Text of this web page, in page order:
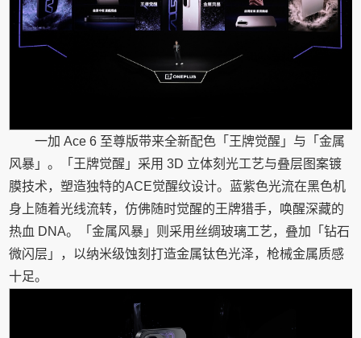
一加 Ace 6 至尊版带来全新配色「王牌觉醒」与「金属
风暴」。「王牌觉醒」采用 3D 立体刻光工艺与叠层图案镀
膜技术，塑造独特的ACE觉醒纹设计。蓝紫色光流在黑色机
身上随着光线流转，仿佛随时觉醒的王牌猎手，唤醒深藏的
热血 DNA。「金属风暴」则采用丝绸玻璃工艺，叠加「钻石
微闪层」，以纳米级蚀刻打造金属钛色光泽，枪械金属质感
十足。